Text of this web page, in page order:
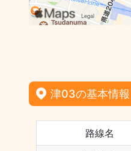
津03の基本情報
路線名